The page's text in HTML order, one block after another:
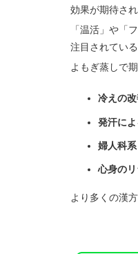
効果が期待され
「温活」や「
注目されている
よもぎ蒸しで
冷えの改
発汗に
婦人科
心身の
より多くの漢